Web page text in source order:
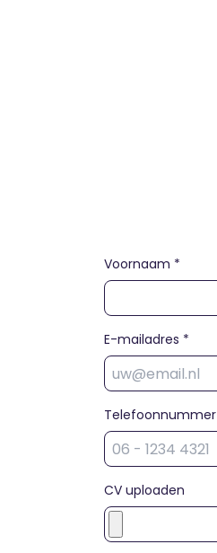
Voornaam *
E-mailadres *
Telefoonnummer
CV uploaden